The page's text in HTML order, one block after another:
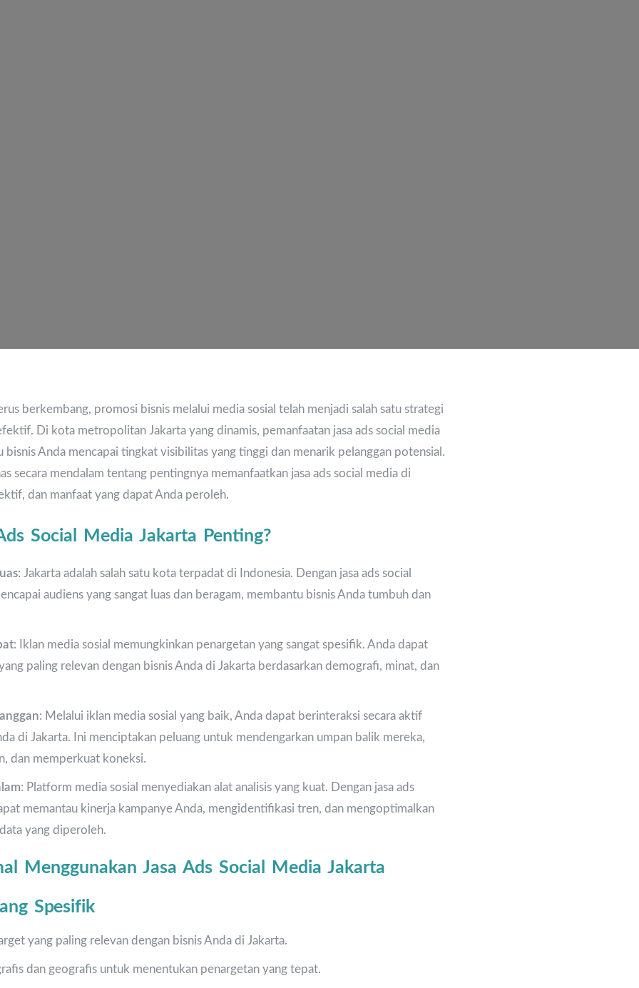
berkembang, promosi bisnis melalui media sosial telah menjadi salah satu strategi
Di kota metropolitan Jakarta yang dinamis, pemanfaatan jasa ads social media
bisnis Anda mencapai tingkat visibilitas yang tinggi dan menarik pelanggan potensial.
secara mendalam tentang pentingnya memanfaatkan jasa ads social media di
dan manfaat yang dapat Anda peroleh.
Social Media Jakarta Penting?
: Jakarta adalah salah satu kota terpadat di Indonesia. Dengan jasa ads social
audiens yang sangat luas dan beragam, membantu bisnis Anda tumbuh dan
: Iklan media sosial memungkinkan penargetan yang sangat spesifik. Anda dapat
paling relevan dengan bisnis Anda di Jakarta berdasarkan demografi, minat, dan
: Melalui iklan media sosial yang baik, Anda dapat berinteraksi secara aktif
di Jakarta. Ini menciptakan peluang untuk mendengarkan umpan balik mereka,
dan memperkuat koneksi.
: Platform media sosial menyediakan alat analisis yang kuat. Dengan jasa ads
memantau kinerja kampanye Anda, mengidentifikasi tren, dan mengoptimalkan
yang diperoleh.
Menggunakan Jasa Ads Social Media Jakarta
Spesifik
yang paling relevan dengan bisnis Anda di Jakarta.
dan geografis untuk menentukan penargetan yang tepat.